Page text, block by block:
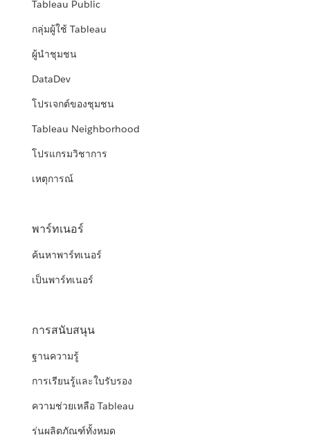
Tableau Public
กลุ่มผู้ใช้ Tableau
ผู้นำชุมชน
DataDev
โปรเจกต์ของชุมชน
Tableau Neighborhood
โปรแกรมวิชาการ
เหตุการณ์
พาร์ทเนอร์
ค้นหาพาร์ทเนอร์
เป็นพาร์ทเนอร์
การสนับสนุน
ฐานความรู้
การเรียนรู้และใบรับรอง
ความช่วยเหลือ Tableau
รุ่นผลิตภัณฑ์ทั้งหมด